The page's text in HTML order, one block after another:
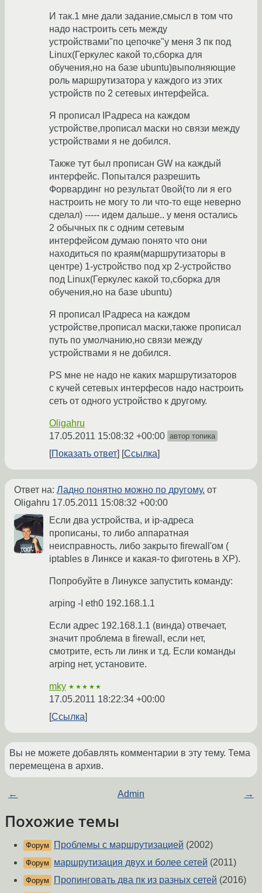
И так.1 мне дали задание,смысл в том что
надо настроить сеть между
устройствами"по цепочке"у меня 3 пк под
Linux(Геркулес какой то,сборка для
обучения,но на базе ubuntu)выполняющие
роль маршрутизатора у каждого из этих
устройств по 2 сетевых интерфейса.
Я прописал IPадреса на каждом
устройстве,прописал маски но связи между
устройствами я не добился.
Также тут был прописан GW на каждый
интерфейс. Попытался разрешить
Форвардинг но результат 0вой(то ли я его
настроить не могу то ли что-то еще неверно
сделал) ----- идем дальше.. у меня остались
2 обычных пк с одним сетевым
интерфейсом думаю понято что они
находиться по краям(маршрутизаторы в
центре) 1-устройство под хр 2-устройство
под Linux(Геркулес какой то,сборка для
обучения,но на базе ubuntu)
Я прописал IPадреса на каждом
устройстве,прописал маски,также прописал
путь по умолчанию,но связи между
устройствами я не добился.
PS мне не надо не каких маршрутизаторов
с кучей сетевых интерфесов надо настроить
сеть от одного устройство к другому.
Oligahru
17.05.2011 15:08:32 +00:00 автор топика
Показать ответ Ссылка
Ответ на: Ладно понятно можно по другому. от
Oligahru 17.05.2011 15:08:32 +00:00
Если два устройства, и ip-адреса
прописаны, то либо аппаратная
неисправность, либо закрыто firewall'ом (
iptables в Линксе и какая-то фиготень в XP).
Попробуйте в Линуксе запустить команду:
arping -I eth0 192.168.1.1
Если адрес 192.168.1.1 (винда) отвечает,
значит проблема в firewall, если нет,
смотрите, есть ли линк и т.д. Если команды
arping нет, установите.
mky ★★★★★
17.05.2011 18:22:34 +00:00
Ссылка
Вы не можете добавлять комментарии в эту тему. Тема
перемещена в архив.
← Admin →
Похожие темы
Форум Проблемы с маршрутизацией (2002)
Форум маршрутизация двух и более сетей (2011)
Форум Пропинговать два пк из разных сетей (2016)